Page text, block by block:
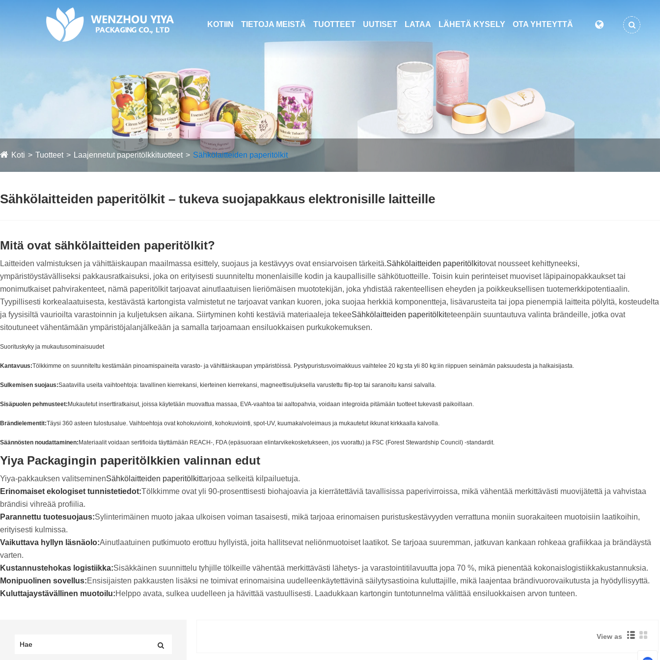
KOTIIN TIETOJA MEISTÄ TUOTTEET UUTISET LATAA LÄHETÄ KYSELY OTA YHTEYTTÄ
Koti Tuotteet Laajennetut paperitölkkituotteet Sähkölaitteiden paperitölkit
Sähkölaitteiden paperitölkit – tukeva suojapakkaus elektronisille laitteille
Mitä ovat sähkölaitteiden paperitölkit?
Laitteiden valmistuksen ja vähittäiskaupan maailmassa esittely, suojaus ja kestävyys ovat ensiarvoisen tärkeitä.Sähkölaitteiden paperitölkitovat nousseet kehittyneeksi,
ympäristöystävälliseksi pakkausratkaisuksi, joka on erityisesti suunniteltu monenlaisille kodin ja kaupallisille sähkötuotteille. Toisin kuin perinteiset muoviset läpipainopakkaukset tai
monimutkaiset pahvirakenteet, nämä paperitölkit tarjoavat ainutlaatuisen lieriömäisen muototekijän, joka yhdistää rakenteellisen eheyden ja poikkeuksellisen tuotemerkkipotentiaalin.
Tyypillisesti korkealaatuisesta, kestävästä kartongista valmistetut ne tarjoavat vankan kuoren, joka suojaa herkkiä komponentteja, lisävarusteita tai jopa pienempiä laitteita pölyltä, kosteudelta
ja fyysisiltä vaurioilta varastoinnin ja kuljetuksen aikana. Siirtyminen kohti kestäviä materiaaleja tekeeSähkölaitteiden paperitölkiteteenpäin suuntautuva valinta brändeille, jotka ovat
sitoutuneet vähentämään ympäristöjalanjälkeään ja samalla tarjoamaan ensiluokkaisen purkukokemuksen.
Suorituskyky ja mukautusominaisuudet
Kantavuus:Tölkkimme on suunniteltu kestämään pinoamispaineita varasto- ja vähittäiskaupan ympäristöissä. Pystypuristusvoimakkuus vaihtelee 20 kg:sta yli 80 kg:iin riippuen seinämän paksuudesta ja halkaisijasta.
Sulkemisen suojaus:Saatavilla useita vaihtoehtoja: tavallinen kierrekansi, kierteinen kierrekansi, magneettisuljuksella varustettu flip-top tai saranoitu kansi salvalla.
Sisäpuolen pehmusteet: Mukautetut inserttiratkaisut, joissa käytetään muovattua massaa, EVA-vaahtoa tai aaltopahvia, voidaan integroida pitämään tuotteet tukevasti paikoillaan.
Brändielementit:Täysi 360 asteen tulostusalue. Vaihtoehtoja ovat kohokuviointi, kohokuviointi, spot-UV, kuumakalvoleimaus ja mukautetut ikkunat kirkkaalla kalvolla.
Säännösten noudattaminen: Materiaalit voidaan sertifioida täyttämään REACH-, FDA (epäsuoraan elintarvikekosketukseen, jos vuorattu) ja FSC (Forest Stewardship Council) -standardit.
Yiya Packagingin paperitölkkien valinnan edut
Yiya-pakkauksen valitseminenSähkölaitteiden paperitölkittarjoaa selkeitä kilpailuetuja.
Erinomaiset ekologiset tunnistetiedot:Tölkkimme ovat yli 90-prosenttisesti biohajoavia ja kierrätettäviä tavallisissa paperivirroissa, mikä vähentää merkittävästi muovijätettä ja vahvistaa
brändisi vihreää profiilia.
Parannettu tuotesuojaus:Sylinterimäinen muoto jakaa ulkoisen voiman tasaisesti, mikä tarjoaa erinomaisen puristuskestävyyden verrattuna moniin suorakaiteen muotoisiin laatikoihin,
erityisesti kulmissa.
Vaikuttava hyllyn läsnäolo:Ainutlaatuinen putkimuoto erottuu hyllyistä, joita hallitsevat neliönmuotoiset laatikot. Se tarjoaa suuremman, jatkuvan kankaan rohkeaa grafiikkaa ja brändäystä
varten.
Kustannustehokas logistiikka:Sisäkkäinen suunnittelu tyhjille tölkeille vähentää merkittävästi lähetys- ja varastointitilavuutta jopa 70 %, mikä pienentää kokonaislogistiikkakustannuksia.
Monipuolinen sovellus:Ensisijaisten pakkausten lisäksi ne toimivat erinomaisina uudelleenkäytettävinä säilytysastioina kuluttajille, mikä laajentaa brändivuorovaikutusta ja hyödyllisyyttä.
Kuluttajaystävällinen muotoilu:Helppo avata, sulkea uudelleen ja hävittää vastuullisesti. Laadukkaan kartongin tuntotunnelma välittää ensiluokkaisen arvon tunteen.
View as